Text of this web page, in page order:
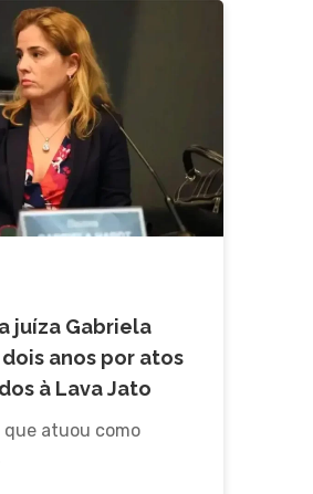
juíza Gabriela
anos por atos
à Lava Jato
que atuou como